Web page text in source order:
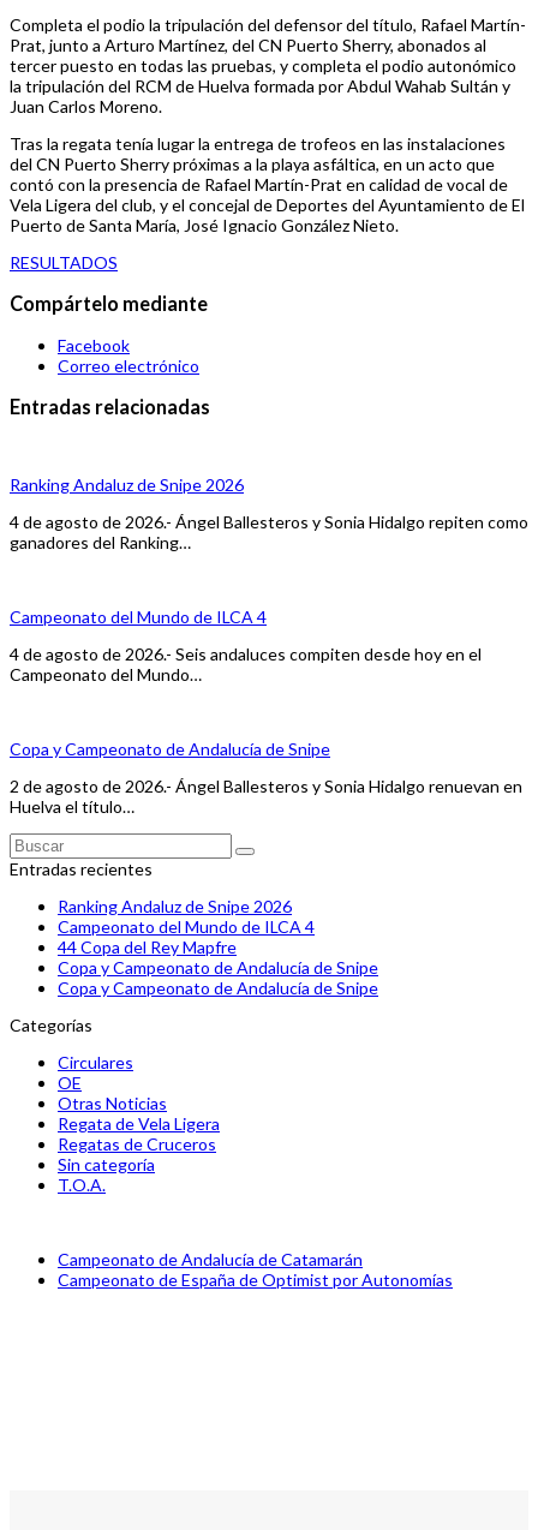
Completa el podio la tripulación del defensor del título, Rafael Martín-
Prat, junto a Arturo Martínez, del CN Puerto Sherry, abonados al
tercer puesto en todas las pruebas, y completa el podio autonómico
la tripulación del RCM de Huelva formada por Abdul Wahab Sultán y
Juan Carlos Moreno.
Tras la regata tenía lugar la entrega de trofeos en las instalaciones
del CN Puerto Sherry próximas a la playa asfáltica, en un acto que
contó con la presencia de Rafael Martín-Prat en calidad de vocal de
Vela Ligera del club, y el concejal de Deportes del Ayuntamiento de El
Puerto de Santa María, José Ignacio González Nieto.
RESULTADOS
Compártelo mediante
Facebook
Correo electrónico
Entradas relacionadas
Ranking Andaluz de Snipe 2026
4 de agosto de 2026.- Ángel Ballesteros y Sonia Hidalgo repiten como
ganadores del Ranking…
Campeonato del Mundo de ILCA 4
4 de agosto de 2026.- Seis andaluces compiten desde hoy en el
Campeonato del Mundo…
Copa y Campeonato de Andalucía de Snipe
2 de agosto de 2026.- Ángel Ballesteros y Sonia Hidalgo renuevan en
Huelva el título…
Buscar
Enviar
Entradas recientes
Ranking Andaluz de Snipe 2026
Campeonato del Mundo de ILCA 4
44 Copa del Rey Mapfre
Copa y Campeonato de Andalucía de Snipe
Copa y Campeonato de Andalucía de Snipe
Categorías
Circulares
OE
Otras Noticias
Regata de Vela Ligera
Regatas de Cruceros
Sin categoría
T.O.A.
previous
post:
Campeonato de Andalucía de Catamarán
next
Campeonato de España de Optimist por Autonomías